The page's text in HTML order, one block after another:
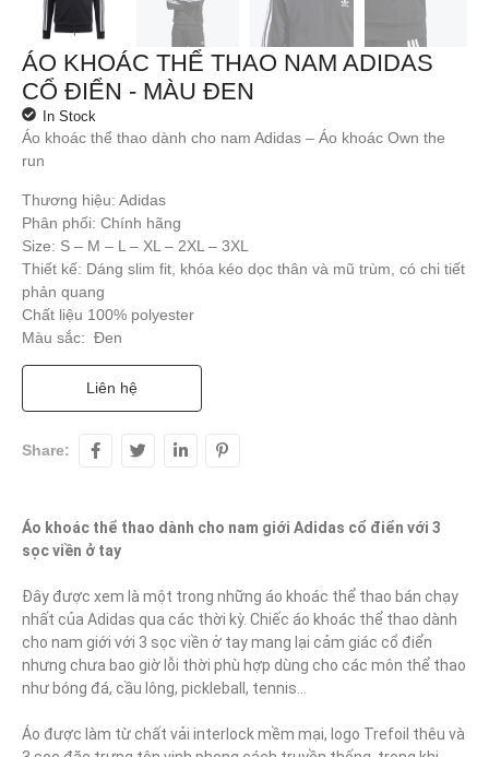
ÁO KHOÁC THỂ THAO NAM ADIDAS
CỔ ĐIỂN - MÀU ĐEN
In Stock
Áo khoác thể thao dành cho nam Adidas – Áo khoác Own the
run
Thương hiệu: Adidas
Phân phối: Chính hãng
Size: S – M – L – XL – 2XL – 3XL
Thiết kế: Dáng slim fit, khóa kéo dọc thân và mũ trùm, có chi tiết
phản quang
Chất liệu 100% polyester
Màu sắc: Đen
Liên hệ
Share:
Áo khoác thể thao dành cho nam giới Adidas cổ điển với 3
sọc viền ở tay
Đây được xem là một trong những áo khoác thể thao bán chạy
nhất của Adidas qua các thời kỳ. Chiếc áo khoác thể thao dành
cho nam giới với 3 sọc viền ở tay mang lại cảm giác cổ điển
nhưng chưa bao giờ lỗi thời phù hợp dùng cho các môn thể thao
như bóng đá, cầu lông, pickleball, tennis...
Áo được làm từ chất vải interlock mềm mại, logo Trefoil thêu và